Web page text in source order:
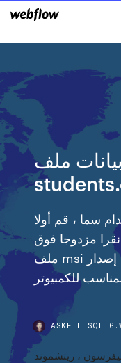
ملف
سما ، قم أولا
نقرا مزدوجا فوق
ملف msi الذي تم تنزيله. تاكد من تثبيت إصدار
، ريتشموند